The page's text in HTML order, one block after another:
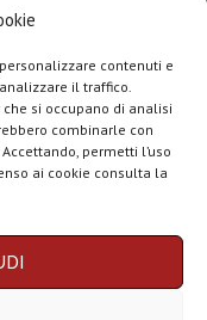
contenuti e
il traffico.
si occupano di analisi
combinarle con
permetti l’uso
ai cookie consulta la
Android, Apple e
Privacy policy
in quanto viene aggiornato